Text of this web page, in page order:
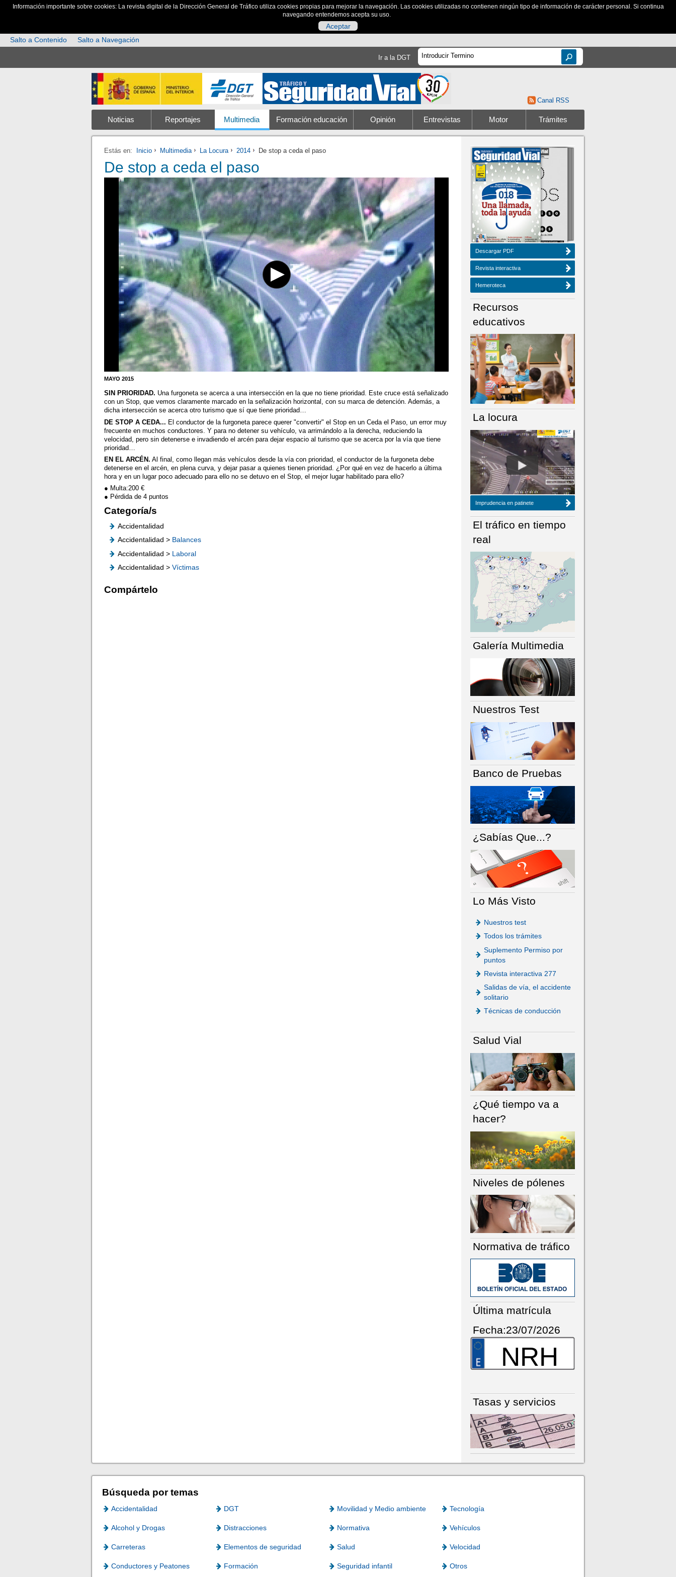
Información importante sobre cookies: La revista digital de la Dirección General de Tráfico utiliza cookies propias para mejorar la navegación. Las cookies utilizadas no contienen ningún tipo de información de carácter personal. Si continua
navegando entendemos acepta su uso.
Aceptar
Salto a Contenido
Salto a Navegación
Ir a la DGT
Canal RSS
Noticias Reportajes Multimedia Formación educación Opinión Entrevistas Motor Trámites
Estás en: Inicio Multimedia La Locura 2014 De stop a ceda el paso
De stop a ceda el paso
MAYO 2015
SIN PRIORIDAD. Una furgoneta se acerca a una intersección en la que no tiene prioridad. Este cruce está señalizado
con un Stop, que vemos claramente marcado en la señalización horizontal, con su marca de detención. Además, a
dicha intersección se acerca otro turismo que sí que tiene prioridad…
DE STOP A CEDA... El conductor de la furgoneta parece querer "convertir" el Stop en un Ceda el Paso, un error muy
frecuente en muchos conductores. Y para no detener su vehículo, va arrimándolo a la derecha, reduciendo la
velocidad, pero sin detenerse e invadiendo el arcén para dejar espacio al turismo que se acerca por la vía que tiene
prioridad…
EN EL ARCÉN. Al final, como llegan más vehículos desde la vía con prioridad, el conductor de la furgoneta debe
detenerse en el arcén, en plena curva, y dejar pasar a quienes tienen prioridad. ¿Por qué en vez de hacerlo a última
hora y en un lugar poco adecuado para ello no se detuvo en el Stop, el mejor lugar habilitado para ello?
● Multa:200 €
● Pérdida de 4 puntos
Categoría/s
Accidentalidad
Accidentalidad > Balances
Accidentalidad > Laboral
Accidentalidad >Víctimas
Compártelo
NÚMERO ACTUAL HEMEROTECA
Descargar PDF
Revista interactiva
Hemeroteca
Recursos
educativos
La locura
Imprudencia en patinete
El tráfico en tiempo
real
Galería Multimedia
Nuestros Test
Banco de Pruebas
¿Sabías Que...?
Lo Más Visto
Nuestros test
Todos los trámites
Suplemento Permiso por
puntos
Revista interactiva 277
Salidas de vía, el accidente
solitario
Técnicas de conducción
Salud Vial
¿Qué tiempo va a
hacer?
Niveles de pólenes
Normativa de tráfico
Última matrícula
Fecha:23/07/2026
NRH
Tasas y servicios
Búsqueda por temas
Accidentalidad DGT Movilidad y Medio ambiente Tecnología
Alcohol y Drogas Distracciones Normativa Vehículos
Carreteras Elementos de seguridad Salud Velocidad
Conductores y Peatones Formación Seguridad infantil Otros